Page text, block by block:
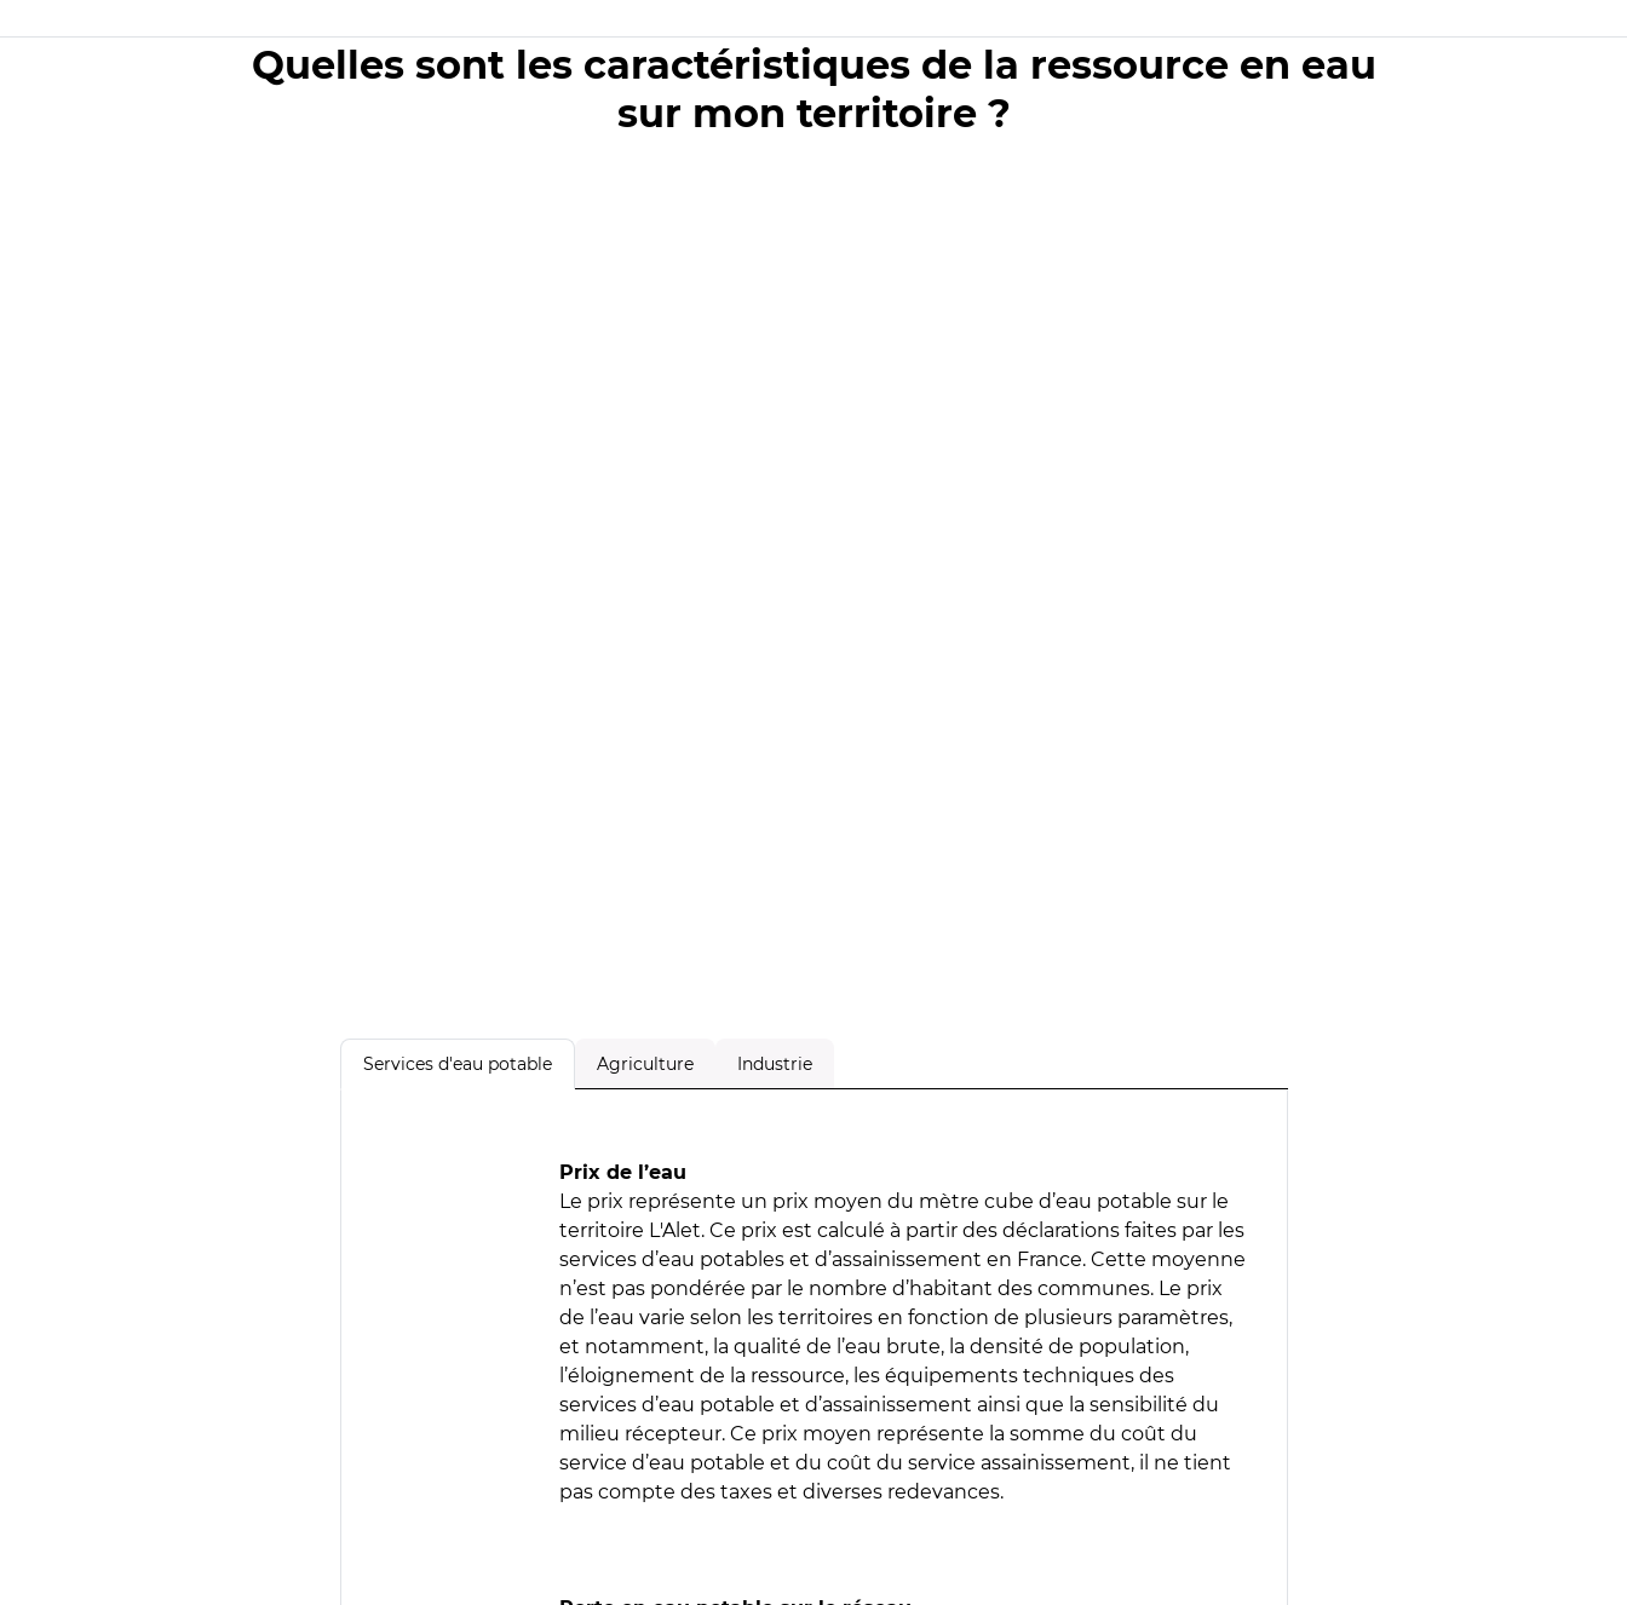
Quelles sont les caractéristiques de la ressource en eau
sur mon territoire ?
Services d'eau potable Agriculture Industrie
Prix de l’eau
Le prix représente un prix moyen du mètre cube d’eau potable sur le
territoire L'Alet. Ce prix est calculé à partir des déclarations faites par les
services d’eau potables et d’assainissement en France. Cette moyenne
n’est pas pondérée par le nombre d’habitant des communes. Le prix
de l’eau varie selon les territoires en fonction de plusieurs paramètres,
et notamment, la qualité de l’eau brute, la densité de population,
l’éloignement de la ressource, les équipements techniques des
services d’eau potable et d’assainissement ainsi que la sensibilité du
milieu récepteur. Ce prix moyen représente la somme du coût du
service d’eau potable et du coût du service assainissement, il ne tient
pas compte des taxes et diverses redevances.